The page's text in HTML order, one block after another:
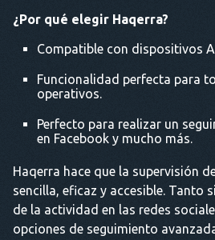
¿Por qué elegir Haqerra?
Compatible con dispositivos
Funcionalidad perfecta para
operativos.
Perfecto para realizar un
en Facebook y mucho más.
Haqerra hace que la supervisión
sencilla, eficaz y accesible. Tanto
de la actividad en las redes
opciones de seguimiento